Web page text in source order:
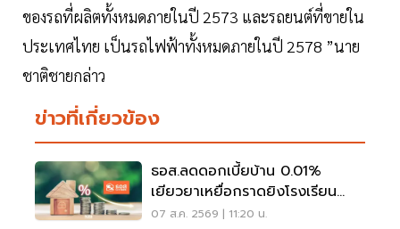
ของรถที่ผลิตทั้งหมดภายในปี 2573 และรถยนต์ที่ขายใน
ประเทศไทย เป็นรถไฟฟ้าทั้งหมดภายในปี 2578 ”นาย
ชาติชายกล่าว
ข่าวที่เกี่ยวข้อง
ธอส.ลดดอกเบี้ยบ้าน 0.01%
เยียวยาเหยื่อกราดยิงโรงเรียน
จ.นนทบุรี
07 ส.ค. 2569 | 11:20 น.